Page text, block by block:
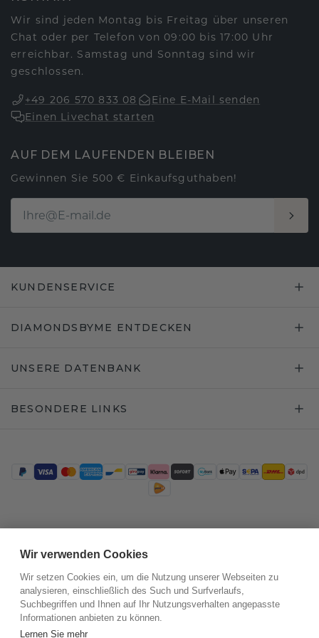
Wir sind jeden Montag bis Freitag über unseren
Chat oder per Telefon von 09:00 bis 17:00 Uhr
erreichbar. Samstag und Sonntag sind wir
geschlossen.
+49 206 570 833 08
Eine E-Mail senden
Einen Livechat starten
AUF DEM LAUFENDEN BLEIBEN
Gewinnen Sie 500 € Einkaufsguthaben!
KUNDENSERVICE
DIAMONDSBYME ENTDECKEN
UNSERE DATENBANK
BESONDERE LINKS
Wir verwenden Cookies
Wir setzen Cookies ein, um die Nutzung unserer Webseiten zu
analysieren, einschließlich des Such und Surfverlaufs,
Suchbegriffen und Ihnen auf Ihr Nutzungsverhalten angepasste
Informationen anbieten zu können.
Lernen Sie mehr